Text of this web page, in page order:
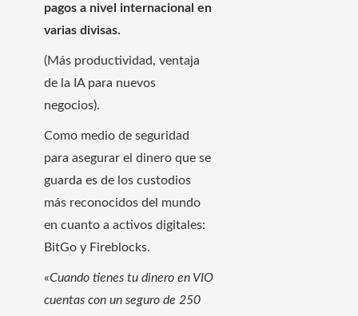
pagos a nivel internacional en
varias divisas.
(Más productividad, ventaja
de la IA para nuevos
negocios).
Como medio de seguridad
para asegurar el dinero que se
guarda es de los custodios
más reconocidos del mundo
en cuanto a activos digitales:
BitGo y Fireblocks.
«Cuando tienes tu dinero en VIO
cuentas con un seguro de 250